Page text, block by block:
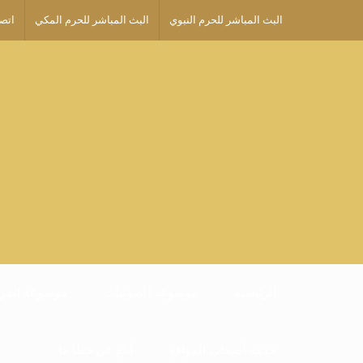
البث المباشر للحرم النبوي البث المباشر للحرم المكي